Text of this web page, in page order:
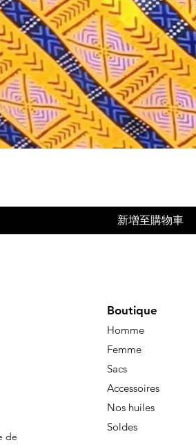
新增至購物車
de
Boutique
Homme
Femme
Sacs
Accessoires
Nos huiles
Soldes